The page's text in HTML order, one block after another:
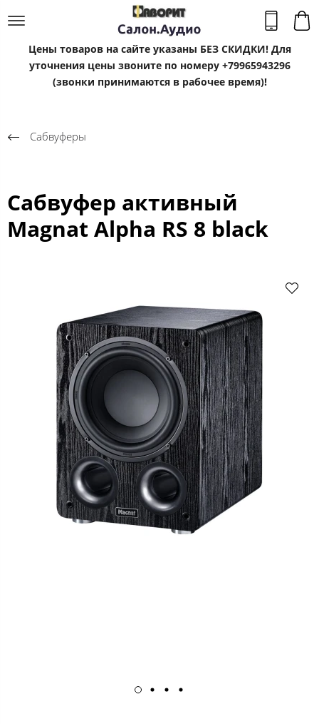
Цены товаров на сайте указаны БЕЗ СКИДКИ! Для
уточнения цены звоните по номеру +79965943296
(звонки принимаются в рабочее время)!
Сабвуферы
Сабвуфер активный
Magnat Alpha RS 8 black